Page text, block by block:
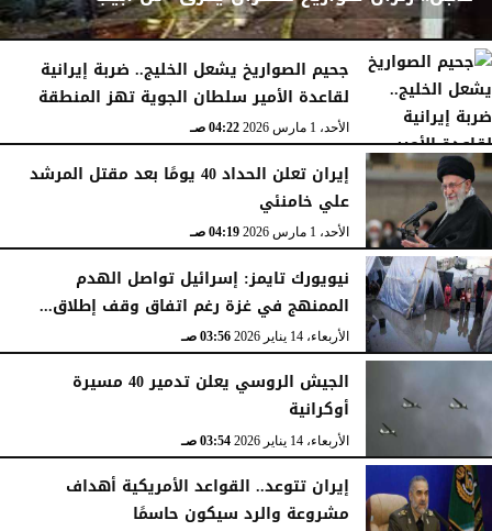
الأحد، 1 مارس 2026
جحيم الصواريخ يشعل الخليج.. ضربة إيرانية
لقاعدة الأمير سلطان الجوية تهز المنطقة
الأحد، 1 مارس 2026 04:22 صـ
إيران تعلن الحداد 40 يومًا بعد مقتل المرشد
علي خامنئي
الأحد، 1 مارس 2026 04:19 صـ
نيويورك تايمز: إسرائيل تواصل الهدم
الممنهج في غزة رغم اتفاق وقف إطلاق...
الأربعاء، 14 يناير 2026 03:56 صـ
الجيش الروسي يعلن تدمير 40 مسيرة
أوكرانية
الأربعاء، 14 يناير 2026 03:54 صـ
إيران تتوعد.. القواعد الأمريكية أهداف
مشروعة والرد سيكون حاسمًا